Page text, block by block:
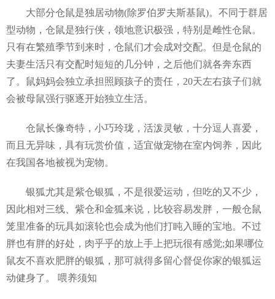
大部分仓鼠是独居动物(除罗伯罗夫斯基鼠)。不同于群居
型动物，仓鼠是独行侠，领地意识极强，特别是雌性仓鼠。
只有在繁殖季节到来时，仓鼠们才会成对交配。但是仓鼠的
夫妻生活只有交配时短短的几分钟，之后他们就各奔东西
了。鼠妈妈会独立承担照顾孩子的责任，20天左右孩子们就
会被母鼠强行驱逐开始独立生活。
仓鼠长像奇特，小巧玲珑，活泼灵敏，十分逗人喜爱，
而且无异味，具有玩赏价值，适宜做宠物在室内饲养，因此
在我国各地被视为宠物。
银狐尤其是紫仓银狐，不是很爱运动，但吃的又不少，
因此相对三线、紫仓和金狐来说，比较容易发胖，一般仓鼠
笼里准备的玩具如滚轮也会成为他们打盹入睡的宝地。不过
胖也有胖的好处，肉乎乎的放上手上把玩很有感觉;如果哪位
鼠友不喜欢肥胖的银狐，那可就得多留心督促你家的银狐运
动健身了。 喂养须知